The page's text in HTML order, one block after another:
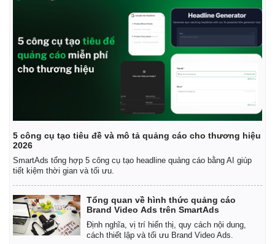
Pháp luật
Vụ án
Tin nóng
Quân sự - Quốc phòng
Vũ khí
Việt Nam
5 công cụ tạo tiêu đề và mô tả quảng cáo cho thương hiệu
2026
SmartAds tổng hợp 5 công cụ tạo headline quảng cáo bằng AI giúp
tiết kiệm thời gian và tối ưu.
Tổng quan về hình thức quảng cáo
Brand Video Ads trên SmartAds
Định nghĩa, vị trí hiển thị, quy cách nội dung,
cách thiết lập và tối ưu Brand Video Ads.